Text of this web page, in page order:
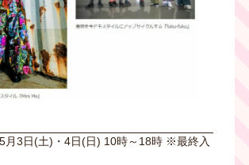
月3日(土)・4日(日) 10時～18時 ※最終入